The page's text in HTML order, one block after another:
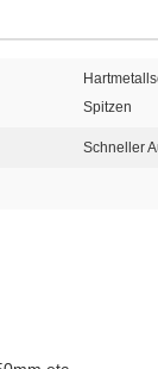
Spitzen
Schneller